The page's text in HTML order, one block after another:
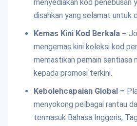
menyediakan kod penebusan
disahkan yang selamat untuk
Kemas Kini Kod Berkala –
mengemas kini koleksi kod
memastikan pemain sentiasa
kepada promosi terkini.
Kebolehcapaian Global –
menyokong pelbagai rantau
termasuk Bahasa Inggeris,